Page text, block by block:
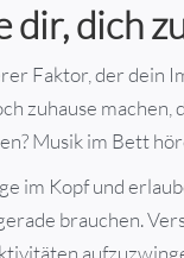
dir, dich
Faktor, der dein
zuhause machen,
Musik im Bett
im Kopf und
brauchen.